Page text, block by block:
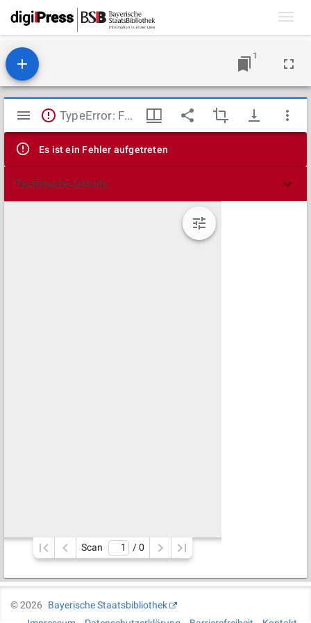
1
Mirador
Viewer
TypeError: Failed to fetch
Es ist ein Fehler aufgetreten
Technische Details
Scan / 0
©2026
Bayerische Staatsbibliothek